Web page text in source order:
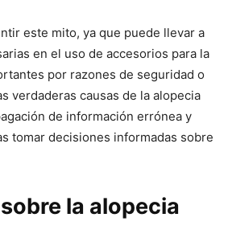
este mito, ya que puede llevar a
en el uso de accesorios para la
por razones de seguridad o
verdaderas causas de la alopecia
de información errónea y
tomar decisiones informadas sobre
la alopecia